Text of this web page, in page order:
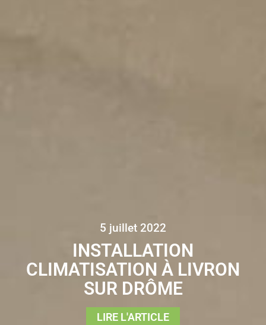
5 juillet 2022
INSTALLATION
CLIMATISATION À LIVRON
SUR DRÔME
LIRE L'ARTICLE